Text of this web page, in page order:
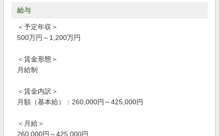
給与
＜予定年収＞
500万円～1,200万円
＜賃金形態＞
月給制
＜賃金内訳＞
月額（基本給）：260,000円～425,000円
＜月給＞
260,000円～425,000円